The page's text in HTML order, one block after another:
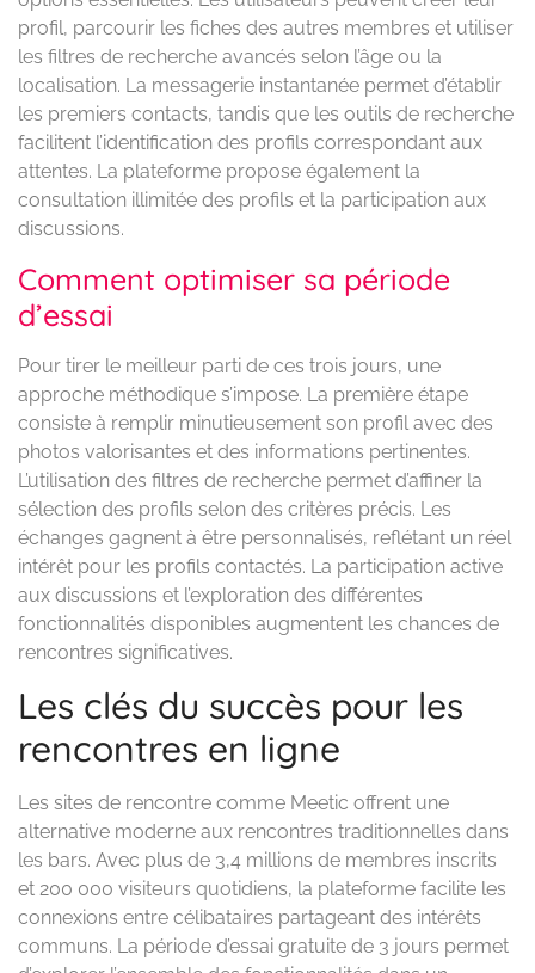
profil, parcourir les fiches des autres membres et utiliser
les filtres de recherche avancés selon l’âge ou la
localisation. La messagerie instantanée permet d’établir
les premiers contacts, tandis que les outils de recherche
facilitent l’identification des profils correspondant aux
attentes. La plateforme propose également la
consultation illimitée des profils et la participation aux
discussions.
Comment optimiser sa période
d’essai
Pour tirer le meilleur parti de ces trois jours, une
approche méthodique s’impose. La première étape
consiste à remplir minutieusement son profil avec des
photos valorisantes et des informations pertinentes.
L’utilisation des filtres de recherche permet d’affiner la
sélection des profils selon des critères précis. Les
échanges gagnent à être personnalisés, reflétant un réel
intérêt pour les profils contactés. La participation active
aux discussions et l’exploration des différentes
fonctionnalités disponibles augmentent les chances de
rencontres significatives.
Les clés du succès pour les
rencontres en ligne
Les sites de rencontre comme Meetic offrent une
alternative moderne aux rencontres traditionnelles dans
les bars. Avec plus de 3,4 millions de membres inscrits
et 200 000 visiteurs quotidiens, la plateforme facilite les
connexions entre célibataires partageant des intérêts
communs. La période d’essai gratuite de 3 jours permet